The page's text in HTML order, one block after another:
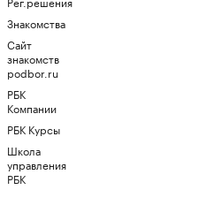
Знакомства
Сайт
знакомств
podbor.ru
РБК
Компании
РБК Курсы
Школа
управления
РБК